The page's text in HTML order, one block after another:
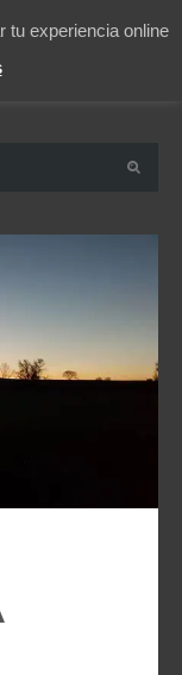
tu experiencia online